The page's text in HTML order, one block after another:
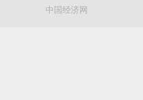
中国经济网